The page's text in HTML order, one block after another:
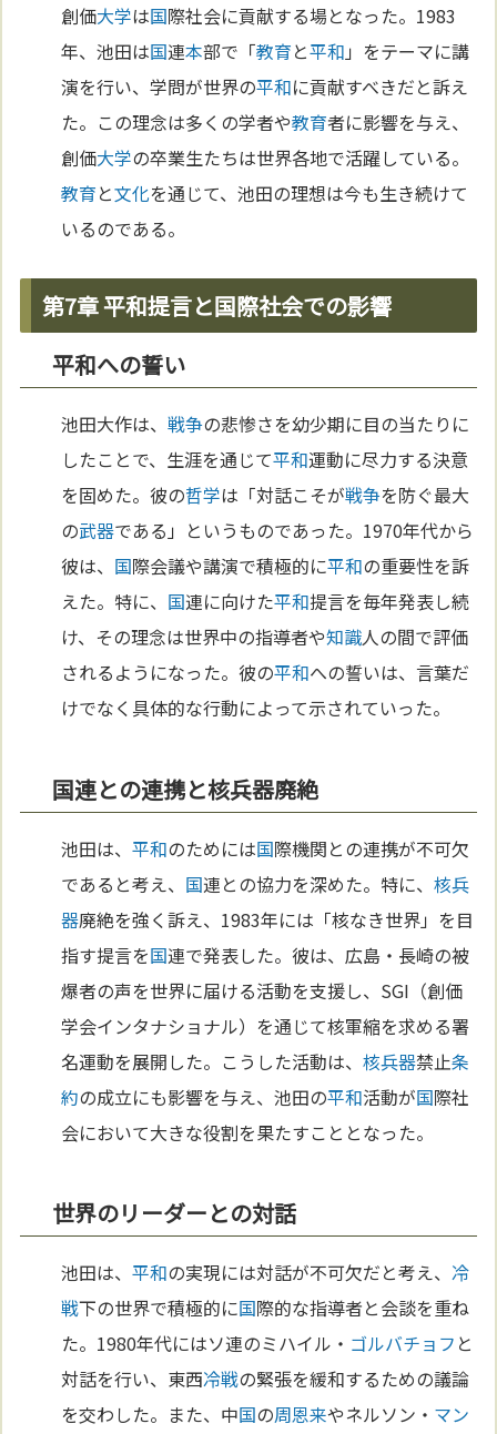
創価大学は国際社会に貢献する場となった。1983
年、池田は国連本部で「教育と平和 」をテーマに講
演を行い、学問が世界の平和に貢献すべきだと訴え
た。この理念は多くの学者や教育者に影響を与え、
創価大学の卒業生たちは世界各地で活躍している。
教育と文化を通じて、池田の理想は今も生き続けて
いるのである。
第7章 平和提言と国際社会での影響
平和への誓い
池田大作は、戦争の悲惨さを幼少期に目の当たりに
したことで、生涯を通じて平和運動に尽力する決意
を固めた。彼の哲学は「対話こそが戦争を防ぐ最大
の武器である」というものであった。1970年代から
彼は、 国際会議や講演で積極的に平和の重要性を訴
えた。特に、 国連に向けた平和提言を毎年発表し続
け、その理念は世界中の指導者や知識人の間で評価
されるようになった。彼の平和への誓いは、言葉だ
けでなく具体的な行動によって示されていった。
国連との連携と核兵器廃絶
池田は、平和のためには国際機関との連携が不可欠
であると考え、 国連との協力を深めた。特に、核兵
器廃絶を強く訴え、1983年には「核なき世界」を目
指す提言を国連で発表した。彼は、広島・長崎の被
爆者の声を世界に届ける活動を支援し、SGI（創価
学会インタナショナル）を通じて核軍縮を求める署
名運動を展開した。こうした活動は、核兵器禁止条
約の成立にも影響を与え、池田の平和活動が国際社
会において大きな役割を果たすこととなった。
世界のリーダーとの対話
池田は、平和の実現には対話が不可欠だと考え、冷
戦下の世界で積極的に国際的な指導者と会談を重ね
た。1980年代にはソ連のミハイル・ ゴルバチョフ と
対話を行い、東西冷戦の緊張を緩和するための議論
を交わした。また、中国の周恩来やネルソン・ マン